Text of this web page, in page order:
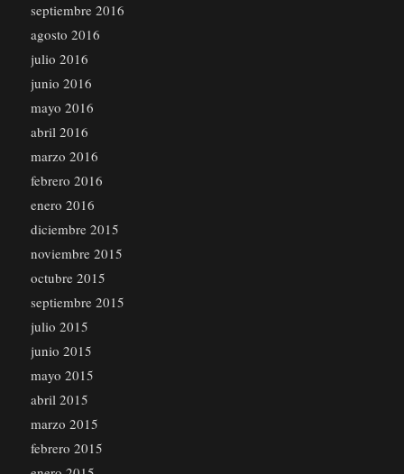
septiembre 2016
agosto 2016
julio 2016
junio 2016
mayo 2016
abril 2016
marzo 2016
febrero 2016
enero 2016
diciembre 2015
noviembre 2015
octubre 2015
septiembre 2015
julio 2015
junio 2015
mayo 2015
abril 2015
marzo 2015
febrero 2015